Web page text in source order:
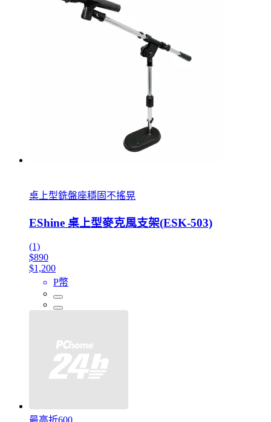
桌上型銑盤座穩固不搖晃
EShine 桌上型麥克風支架(ESK-503)
(1)
$890
$1,200
P幣
最高折600